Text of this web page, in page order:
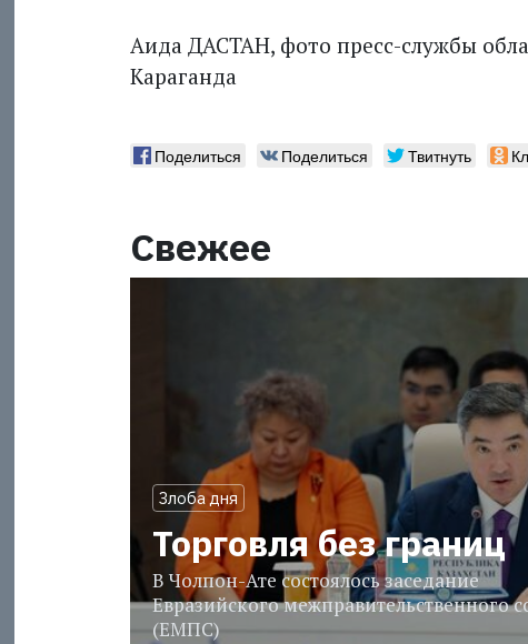
Аида ДАСТАН, фото пресс-службы
Караганда
Поделиться Поделиться Твитнуть
Свежее
Злоба дня
Торговля без границ
В Чолпон-Ате состоялось заседание
Евразийского межправительственного
(ЕМПС)